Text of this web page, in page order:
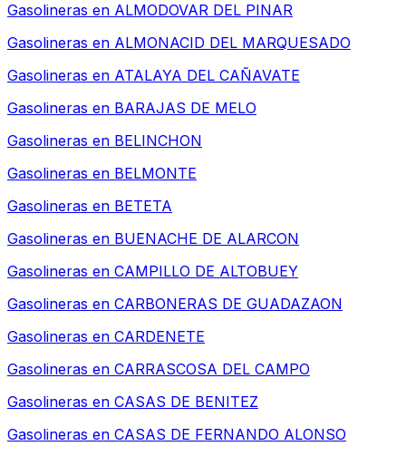
Gasolineras en ALMODOVAR DEL PINAR
Gasolineras en ALMONACID DEL MARQUESADO
Gasolineras en ATALAYA DEL CAÑAVATE
Gasolineras en BARAJAS DE MELO
Gasolineras en BELINCHON
Gasolineras en BELMONTE
Gasolineras en BETETA
Gasolineras en BUENACHE DE ALARCON
Gasolineras en CAMPILLO DE ALTOBUEY
Gasolineras en CARBONERAS DE GUADAZAON
Gasolineras en CARDENETE
Gasolineras en CARRASCOSA DEL CAMPO
Gasolineras en CASAS DE BENITEZ
Gasolineras en CASAS DE FERNANDO ALONSO